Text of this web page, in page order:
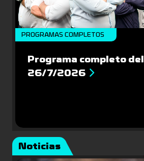
PROGRAMAS COMPLETOS
Programa completo del
26/7/2026
Noticias